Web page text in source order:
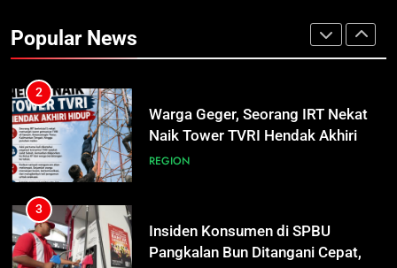
Popular News
Naik Tower TVRI Hendak Akhiri
3
Insiden Konsumen di SPBU
Pangkalan Bun Ditangani Cepat,
Pertamina Pastikan Pelayanan
ECONOMY
4
Sistem Listrik Kalselteng Masih
Siaga, PLN Batasi Pasokan Selama